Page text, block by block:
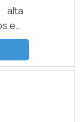
alta
em
os
de